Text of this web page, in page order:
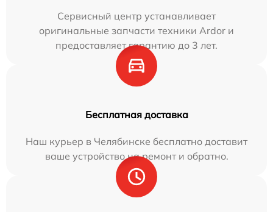
Сервисный центр устанавливает
оригинальные запчасти техники Ardor и
предоставляет гарантию до 3 лет.
Бесплатная доставка
Наш курьер в Челябинске бесплатно доставит
ваше устройство на ремонт и обратно.